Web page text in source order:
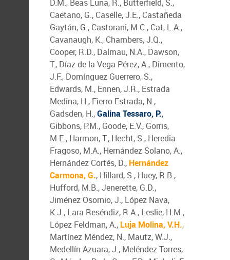
D.M., Beas Luna, R., Butterfield, S.,
Caetano, G., Caselle, J.E., Castañeda
Gaytán, G., Castorani, M.C., Cat, L.A.,
Cavanaugh, K., Chambers, J.Q.,
Cooper, R.D., Dalmau, N.A., Dawson,
T., Díaz de la Vega Pérez, A., Dimento,
J.F., Domínguez Guerrero, S.,
Edwards, M., Ennen, J.R., Estrada
Medina, H., Fierro Estrada, N.,
Gadsden, H.,Galina Tessaro, P.,
Gibbons, P.M., Goode, E.V., Gorris,
M.E., Harmon, T., Hecht, S., Heredia
Fragoso, M.A., Hernández Solano, A.,
Hernández Cortés, D., Hernández
Carmona, G., Hillard, S., Huey, R.B.,
Hufford, M.B., Jenerette, G.D.,
Jiménez Osornio, J., López Nava,
K.J., Lara Reséndiz, R.A., Leslie, H.M.,
López Feldman, A., Luja Molina, V.H.,
Martínez Méndez, N., Mautz, W.J.,
Medellín Azuara, J., Meléndez Torres,